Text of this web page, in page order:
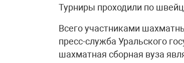
Турниры проходили по
Всего участниками
пресс-служба Уральского
шахматная сборная вуза